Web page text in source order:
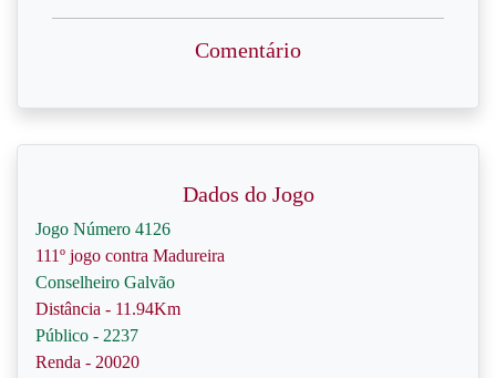
Comentário
Dados do Jogo
Jogo Número 4126
111º jogo contra Madureira
Conselheiro Galvão
Distância - 11.94Km
Público - 2237
Renda - 20020